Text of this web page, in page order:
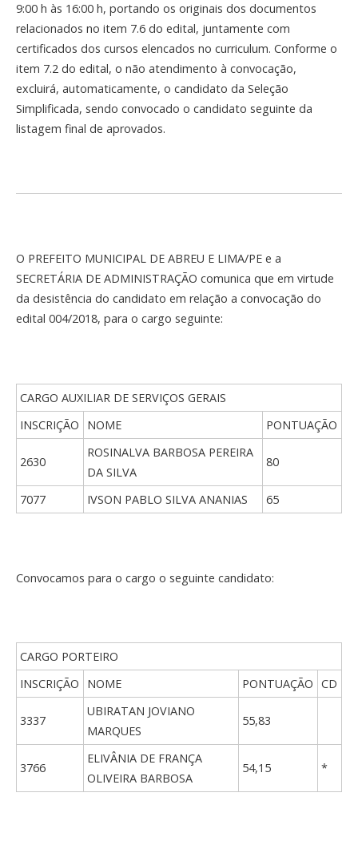
9:00 h às 16:00 h, portando os originais dos documentos
relacionados no item 7.6 do edital, juntamente com
certificados dos cursos elencados no curriculum. Conforme o
item 7.2 do edital, o não atendimento à convocação,
excluirá, automaticamente, o candidato da Seleção
Simplificada, sendo convocado o candidato seguinte da
listagem final de aprovados.
O PREFEITO MUNICIPAL DE ABREU E LIMA/PE e a
SECRETÁRIA DE ADMINISTRAÇÃO comunica que em virtude
da desistência do candidato em relação a convocação do
edital 004/2018, para o cargo seguinte:
CARGO AUXILIAR DE SERVIÇOS GERAIS
INSCRIÇÃO
NOME PONTUAÇÃO
2630
ROSINALVA BARBOSA PEREIRA
DA SILVA
80
7077 IVSON PABLO SILVA ANANIAS 65
Convocamos para o cargo o seguinte candidato:
CARGO PORTEIRO
INSCRIÇÃO
NOME PONTUAÇÃO CD
3337
UBIRATAN JOVIANO
MARQUES
55,83
3766
ELIVÂNIA DE FRANÇA
OLIVEIRA BARBOSA
54,15 *